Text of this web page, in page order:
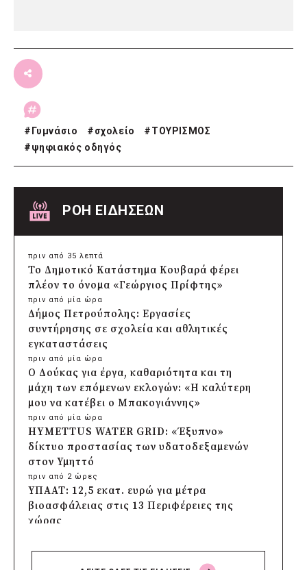
# Γυμνάσιο #σχολείο #ΤΟΥΡΙΣΜΟΣ
#ψηφιακός οδηγός
ΡΟΗ ΕΙΔΗΣΕΩΝ
πριν από 35 λεπτά
Το Δημοτικό Κατάστημα Κουβαρά φέρει
πλέον το όνομα «Γεώργιος Πρίφτης»
πριν από μία ώρα
Δήμος Πετρούπολης: Εργασίες
συντήρησης σε σχολεία και αθλητικές
εγκαταστάσεις
πριν από μία ώρα
Ο Δούκας για έργα, καθαριότητα και τη
μάχη των επόμενων εκλογών: «Η καλύτερη
μου να κατέβει ο Μπακογιάννης»
πριν από μία ώρα
HYMETTUS WATER GRID: «Έξυπνο»
δίκτυο προστασίας των υδατοδεξαμενών
στον Υμηττό
πριν από 2 ώρες
ΥΠΑΑΤ: 12,5 εκατ. ευρώ για μέτρα
βιοασφάλειας στις 13 Περιφέρειες της
χώρας
Πρέσπεια 2026: Έξι ημέρες πολιτισμού,
μουσικής και γαστρονομίας στη Φλώρινα